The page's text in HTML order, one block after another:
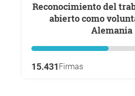
Reconocimiento del trabajo de código
abierto como
Alemania
15.431 Firmas